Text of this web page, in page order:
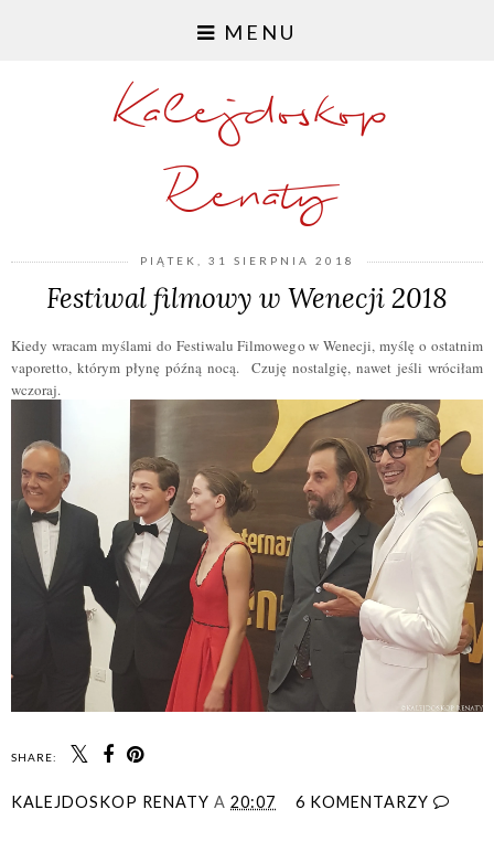
MENU
Kalejdoskop
Renaty
PIĄTEK, 31 SIERPNIA 2018
Festiwal filmowy w Wenecji 2018
Kiedy wracam myślami do Festiwalu Filmowego w Wenecji, myślę o ostatnim
vaporetto, którym płynę późną nocą. Czuję nostalgię, nawet jeśli wróciłam
wczoraj.
SHARE:
KALEJDOSKOP RENATY A 20:07 6 KOMENTARZY